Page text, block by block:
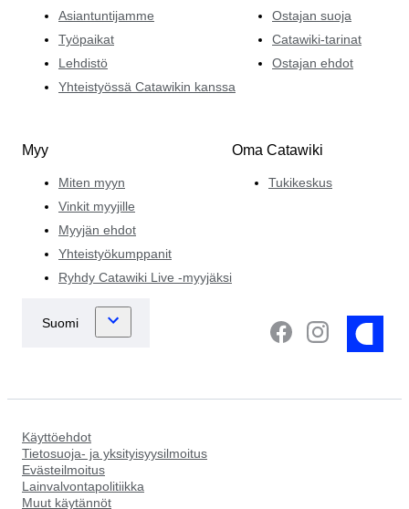
Asiantuntijamme
Työpaikat
Lehdistö
Yhteistyössä Catawikin kanssa
Ostajan suoja
Catawiki-tarinat
Ostajan ehdot
Myy
Miten myyn
Vinkit myyjille
Myyjän ehdot
Yhteistyökumppanit
Ryhdy Catawiki Live -myyjäksi
Oma Catawiki
Tukikeskus
Käyttöehdot
Tietosuoja- ja yksityisyysilmoitus
Evästeilmoitus
Lainvalvontapolitiikka
Muut käytännöt